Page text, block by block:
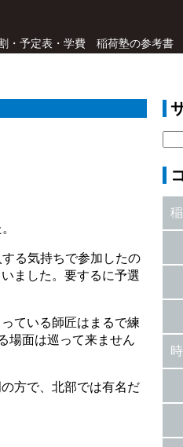
・予定表・学費 稲荷塾の参考書
る気持ちで参加したの
ました。要するに予選
ている師匠はまるで練
場面は巡って来ません
方で、北部では有名だ